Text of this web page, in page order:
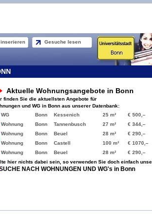
Gesuche lesen
Aktuelle Wohnungsangebote in Bonn
finden Sie die aktuellsten Angebote für
und WG in Bonn aus unserer Datenbank:
WG
Bonn Kessenich 25 m²
€ 500,–
Wohnung
Bonn Tannenbusch 27 m²
€ 344,–
Wohnung
Bonn Beuel 28 m²
€ 290,–
Wohnung
Bonn Castell 100 m²
€ 1070,–
Wohnung
Bonn Beuel 28 m²
€ 290,–
hier nichts dabei sein, so verwenden Sie doch einfach
NACH WOHNUNGEN UND WG's in Bonn